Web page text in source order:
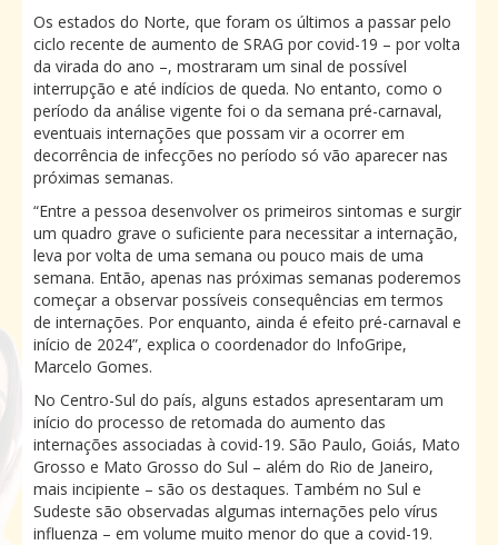
Os estados do Norte, que foram os últimos a passar pelo
ciclo recente de aumento de SRAG por covid-19 – por volta
da virada do ano –, mostraram um sinal de possível
interrupção e até indícios de queda. No entanto, como o
período da análise vigente foi o da semana pré-carnaval,
eventuais internações que possam vir a ocorrer em
decorrência de infecções no período só vão aparecer nas
próximas semanas.
“Entre a pessoa desenvolver os primeiros sintomas e surgir
um quadro grave o suficiente para necessitar a internação,
leva por volta de uma semana ou pouco mais de uma
semana. Então, apenas nas próximas semanas poderemos
começar a observar possíveis consequências em termos
de internações. Por enquanto, ainda é efeito pré-carnaval e
início de 2024”, explica o coordenador do InfoGripe,
Marcelo Gomes.
No Centro-Sul do país, alguns estados apresentaram um
início do processo de retomada do aumento das
internações associadas à covid-19. São Paulo, Goiás, Mato
Grosso e Mato Grosso do Sul – além do Rio de Janeiro,
mais incipiente – são os destaques. Também no Sul e
Sudeste são observadas algumas internações pelo vírus
influenza – em volume muito menor do que a covid-19.